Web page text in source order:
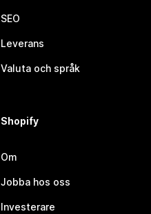
SEO
Leverans
Valuta och språk
Shopify
Om
Jobba hos oss
Investerare